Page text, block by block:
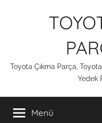
Toyota Çıkma Parça,
Yedek
Menü